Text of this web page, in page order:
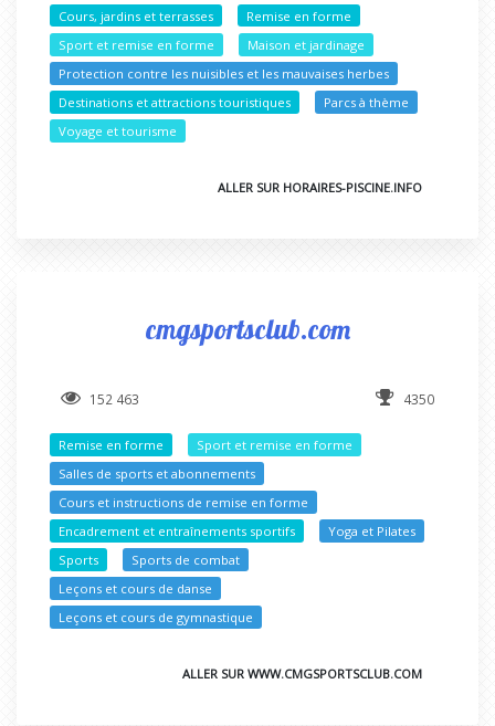
Cours, jardins et terrasses
Remise en forme
Sport et remise en forme
Maison et jardinage
Protection contre les nuisibles et les mauvaises herbes
Destinations et attractions touristiques
Parcs à thème
Voyage et tourisme
ALLER SUR HORAIRES-PISCINE.INFO
cmgsportsclub.com
152 463 4350
Remise en forme
Sport et remise en forme
Salles de sports et abonnements
Cours et instructions de remise en forme
Encadrement et entraînements sportifs
Yoga et Pilates
Sports
Sports de combat
Leçons et cours de danse
Leçons et cours de gymnastique
ALLER SUR WWW.CMGSPORTSCLUB.COM